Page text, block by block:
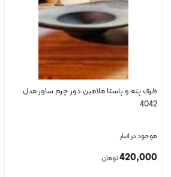
ظرف پنه و پاستا ملامین دور چرم ساور مدل
4042
موجود در انبار
420,000تومان